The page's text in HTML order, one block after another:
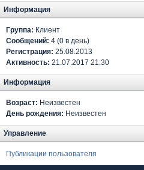
Информация
Группа: Клиент
Сообщений: 4 (0 в день)
Регистрация: 25.08.2013
Активность: 21.07.2017 21:30
Информация
Возраст: Неизвестен
День рождения: Неизвестен
Управление
Публикации пользователя